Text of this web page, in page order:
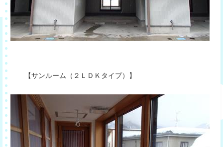
【サンルーム（２ＬＤＫタイプ）】